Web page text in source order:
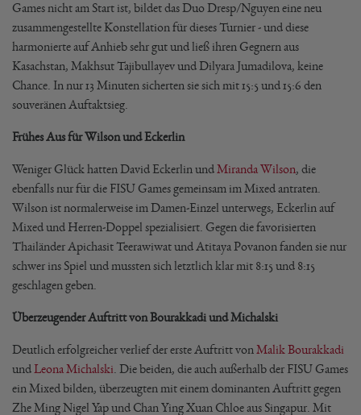
Games nicht am Start ist, bildet das Duo Dresp/Nguyen eine neu
zusammengestellte Konstellation für dieses Turnier - und diese
harmonierte auf Anhieb sehr gut und ließ ihren Gegnern aus
Kasachstan, Makhsut Tajibullayev und Dilyara Jumadilova, keine
Chance. In nur 13 Minuten sicherten sie sich mit 15:5 und 15:6 den
souveränen Auftaktsieg.
Frühes Aus für Wilson und Eckerlin
Weniger Glück hatten David Eckerlin undMiranda Wilson, die
ebenfalls nur für die FISU Games gemeinsam im Mixed antraten.
Wilson ist normalerweise im Damen-Einzel unterwegs, Eckerlin auf
Mixed und Herren-Doppel spezialisiert. Gegen die favorisierten
Thailänder Apichasit Teerawiwat und Atitaya Povanon fanden sie nur
schwer ins Spiel und mussten sich letztlich klar mit 8:15 und 8:15
geschlagen geben.
Überzeugender Auftritt von Bourakkadi und Michalski
Deutlich erfolgreicher verlief der erste Auftritt von Malik Bourakkadi
und Leona Michalski . Die beiden, die auch außerhalb der FISU Games
ein Mixed bilden, überzeugten mit einem dominanten Auftritt gegen
Zhe Ming Nigel Yap und Chan Ying Xuan Chloe aus Singapur. Mit